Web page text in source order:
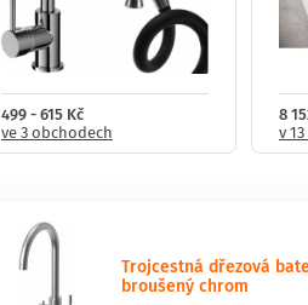
499 - 615 Kč
ve 3 obchodech
8
v
Trojcestná dřezová
broušený chrom